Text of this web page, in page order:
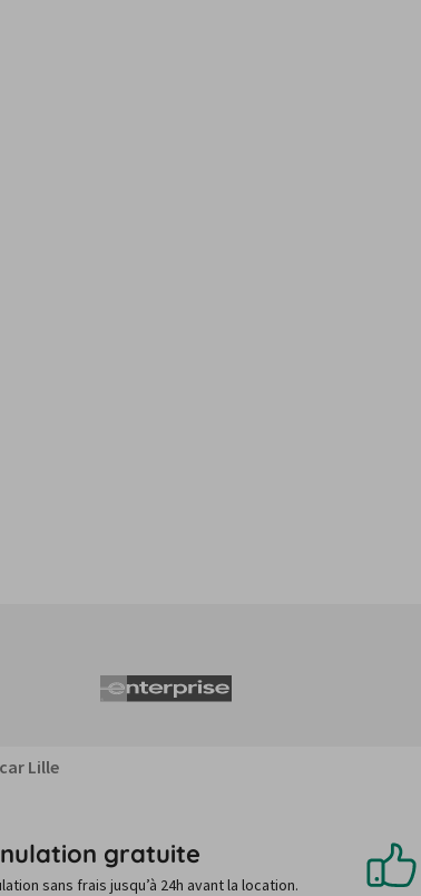
Lille
gratuite
sans frais jusqu’à 24h avant la location.